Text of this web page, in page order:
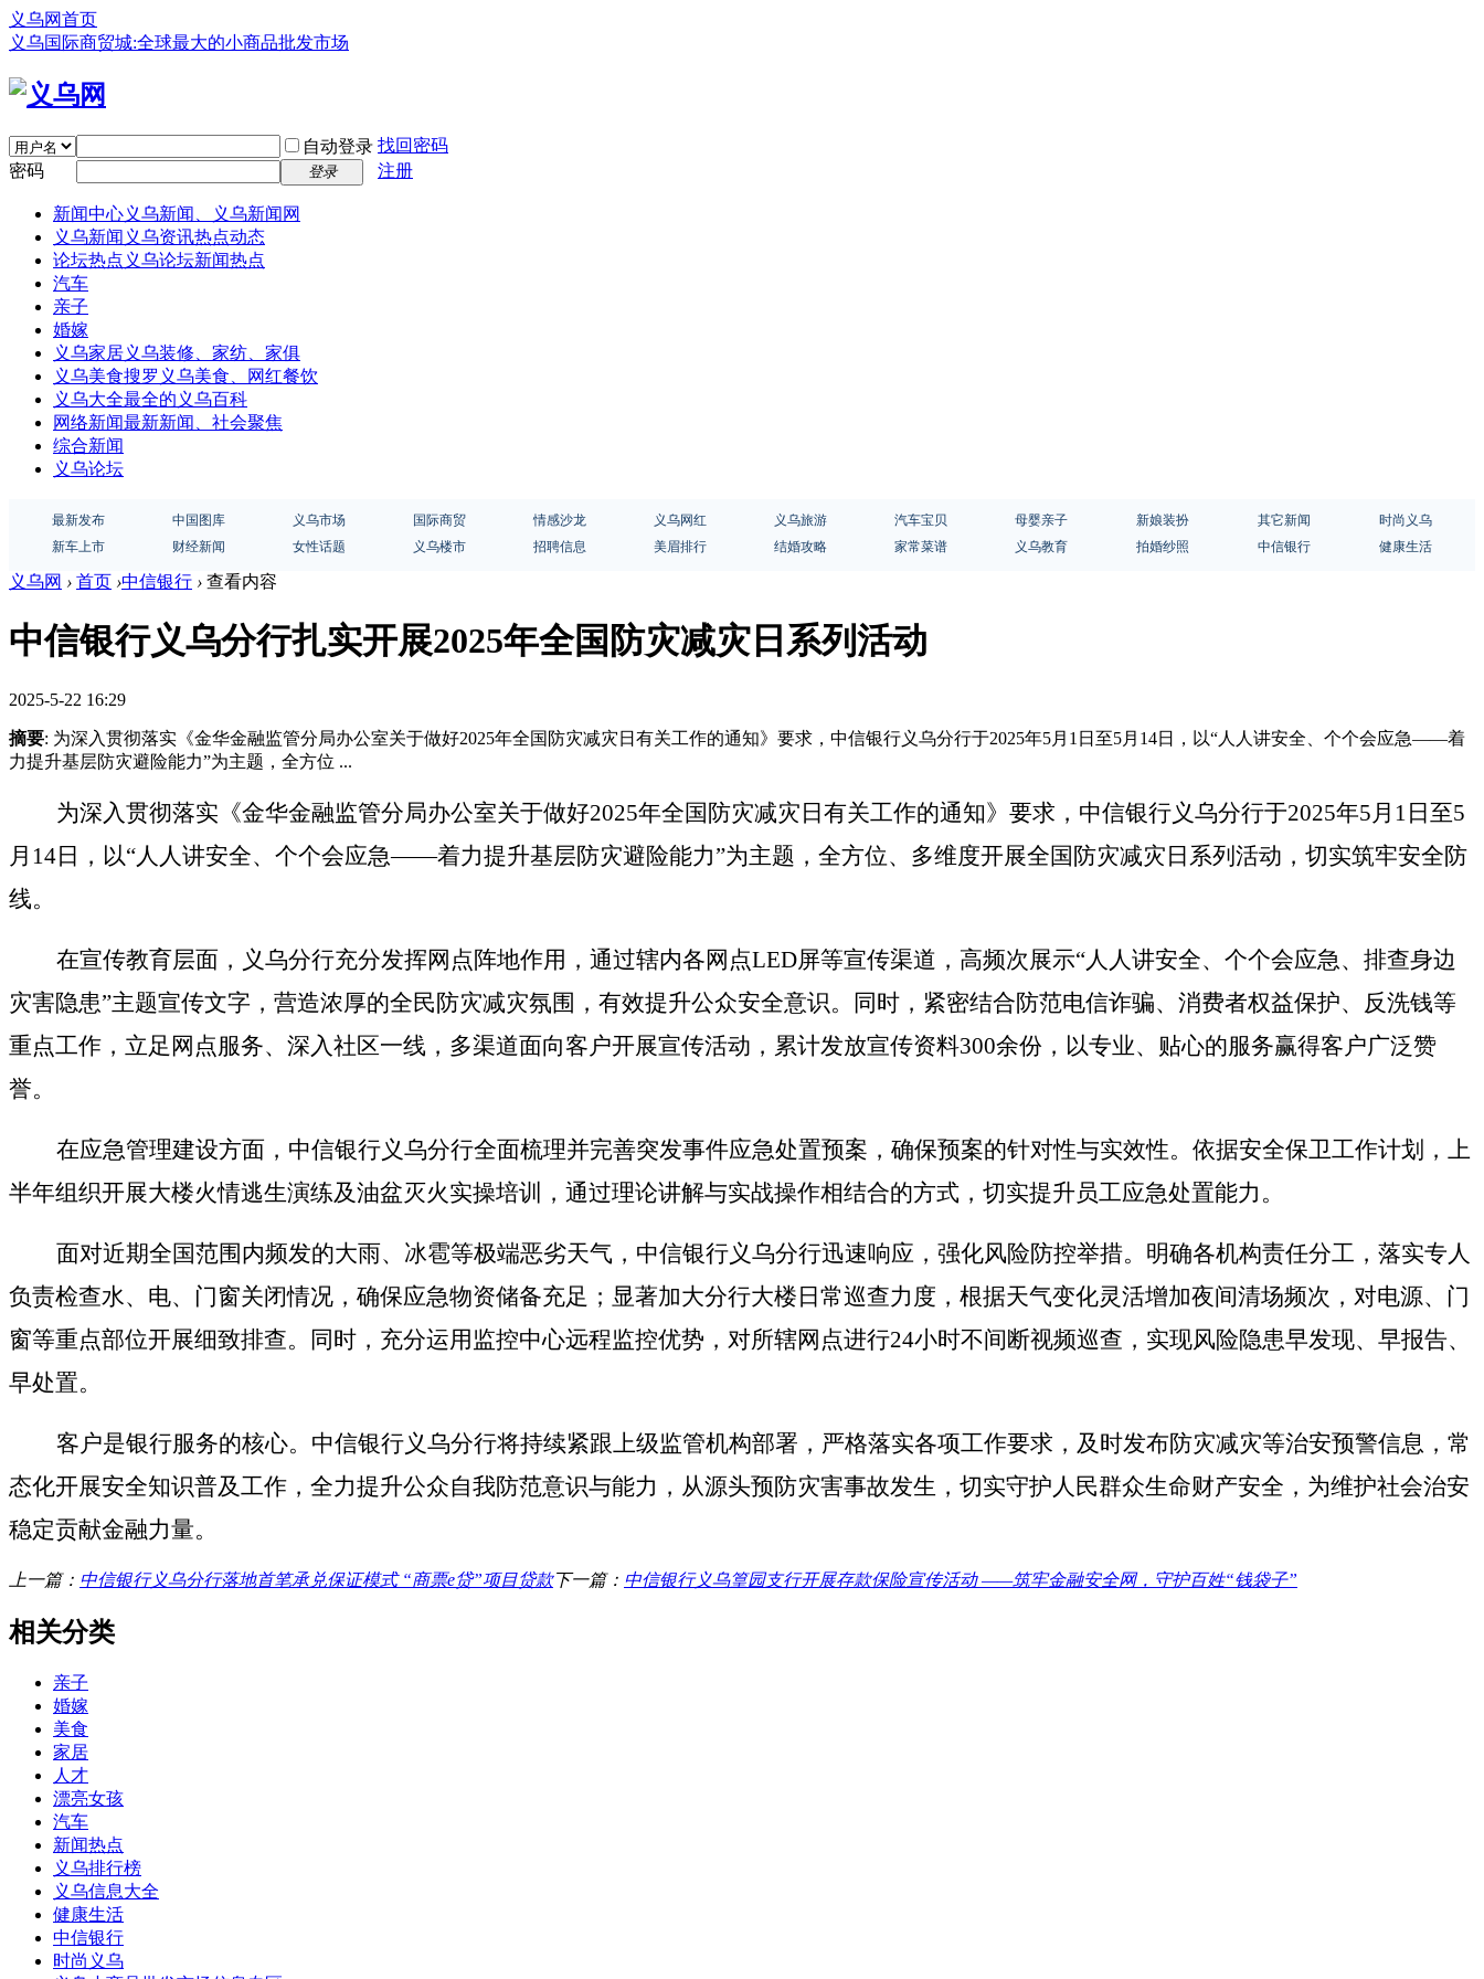
义乌网首页
义乌国际商贸城:全球最大的小商品批发市场
自动登录 找回密码
密码
登录 注册
新闻中心义乌新闻、义乌新闻网
义乌新闻 义乌资讯热点动态
论坛热点 义乌论坛新闻热点
汽车
亲子
婚嫁
义乌家居义乌装修、家纺、家俱
义乌美食搜罗义乌美食、网红餐饮
义乌大全最全的义乌百科
网络新闻最新新闻、社会聚焦
综合新闻
义乌论坛
最新发布 中国图库 义乌市场 国际商贸 情感沙龙 义乌网红 义乌旅游 汽车宝贝 母婴亲子 新娘装扮 其它新闻
时尚义乌
新车上市
财经新闻 女性话题 义乌楼市 招聘信息 美眉排行 结婚攻略 家常菜谱 义乌教育 拍婚纱照 中信银行 健康生活
义乌网 › 首页 ›中信银行 › 查看内容
中信银行义乌分行扎实开展2025年全国防灾减灾日系列活动
2025-5-22 16:29
摘要: 为深入贯彻落实《金华金融监管分局办公室关于做好2025年全国防灾减灾日有关工作的通知》要求，中信银行义乌分行于2025年5月1日至5月14日，以“人人讲安全、个个会应急——着
力提升基层防灾避险能力”为主题，全方位 ...
为深入贯彻落实《金华金融监管分局办公室关于做好2025年全国防灾减灾日有关工作的通知》要求，中信银行义乌分行于2025年5月1日至5
月14日，以“人人讲安全、个个会应急——着力提升基层防灾避险能力”为主题，全方位、多维度开展全国防灾减灾日系列活动，切实筑牢安全防
线。
在宣传教育层面，义乌分行充分发挥网点阵地作用，通过辖内各网点LED屏等宣传渠道，高频次展示“人人讲安全、个个会应急、排查身边
灾害隐患”主题宣传文字，营造浓厚的全民防灾减灾氛围，有效提升公众安全意识。同时，紧密结合防范电信诈骗、消费者权益保护、反洗钱等
重点工作，立足网点服务、深入社区一线，多渠道面向客户开展宣传活动，累计发放宣传资料300余份，以专业、贴心的服务赢得客户广泛赞
誉。
在应急管理建设方面， 中信银行义乌分行全面梳理并完善突发事件应急处置预案，确保预案的针对性与实效性。依据安全保卫工作计划，上
半年组织开展大楼火情逃生演练及油盆灭火实操培训，通过理论讲解与实战操作相结合的方式，切实提升员工应急处置能力。
面对近期全国范围内频发的大雨、冰雹等极端恶劣天气， 中信银行义乌分行迅速响应，强化风险防控举措。明确各机构责任分工，落实专人
负责检查水、电、门窗关闭情况，确保应急物资储备充足；显著加大分行大楼日常巡查力度，根据天气变化灵活增加夜间清场频次，对电源、门
窗等重点部位开展细致排查。同时，充分运用监控中心远程监控优势，对所辖网点进行24小时不间断视频巡查，实现风险隐患早发现、早报告、
早处置。
客户是银行服务的核心。中信银行义乌分行将持续紧跟上级监管机构部署，严格落实各项工作要求，及时发布防灾减灾等治安预警信息，常
态化开展安全知识普及工作，全力提升公众自我防范意识与能力，从源头预防灾害事故发生，切实守护人民群众生命财产安全，为维护社会治安
稳定贡献金融力量。
上一篇： 中信银行义乌分行落地首笔承兑保证模式 “商票e贷”项目贷款下一篇： 中信银行义乌篁园支行开展存款保险宣传活动 ——筑牢金融安全网，守护百姓“钱袋子”
相关分类
亲子
婚嫁
美食
家居
人才
漂亮女孩
汽车
新闻热点
义乌排行榜
义乌信息大全
健康生活
中信银行
时尚义乌